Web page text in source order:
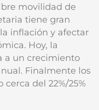
movilidad de
tiene gran
inflación y afectar
Hoy, la
a un crecimiento
Finalmente los
del 22%/25%